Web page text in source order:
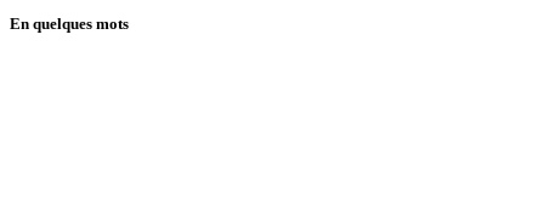
En quelques mots